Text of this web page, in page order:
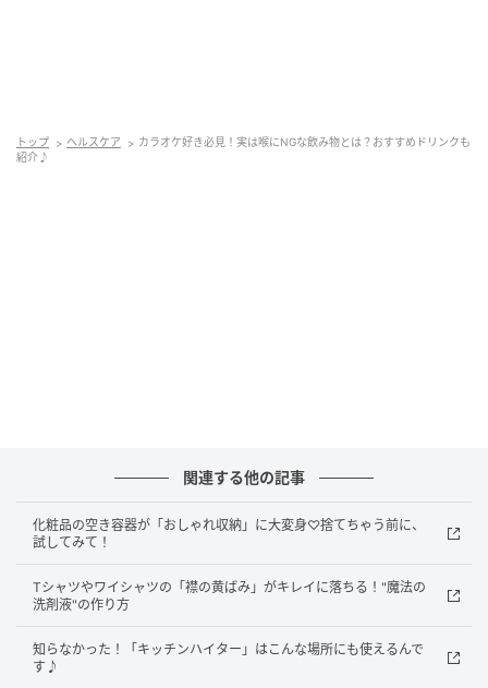
食物の持ち込みが許可されているところもあります。
事前に公式ホームページなどで確認しておくと、お気
に入りのケアアイテムを持参できて便利ですよ。
それでは、具体的にどのような飲み物が喉の保湿に向
いているのか、3つの条件を見てみましょう。
1. 人肌程度のぬるま湯や常温、または優しい
トップ ヘルスケア
カラオケ好き必見！実は喉にNGな飲み物とは？おすすめドリンクも
紹介♪
関連する他の記事
化粧品の空き容器が「おしゃれ収納」に大変身♡捨てちゃう前に、
試してみて！
Tシャツやワイシャツの「襟の黄ばみ」がキレイに落ちる！"魔法の
洗剤液"の作り方
知らなかった！「キッチンハイター」はこんな場所にも使えるんで
す♪